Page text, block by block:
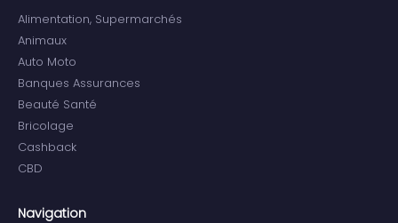
Alimentation, Supermarchés
Animaux
Auto Moto
Banques Assurances
Beauté Santé
Bricolage
Cashback
CBD
Navigation